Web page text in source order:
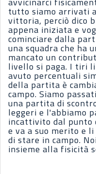
tutto siamo arrivati
vittoria, perciò dico
appena iniziata e
cominciare dalla
una squadra che ha
mancato un
livello si paga. I tiri
avuto percentuali
della partita è
campo. Siamo
una partita di
leggeri e l'abbiamo
incattivito dal
e va a suo merito e
di stare in campo.
insieme alla fisicità